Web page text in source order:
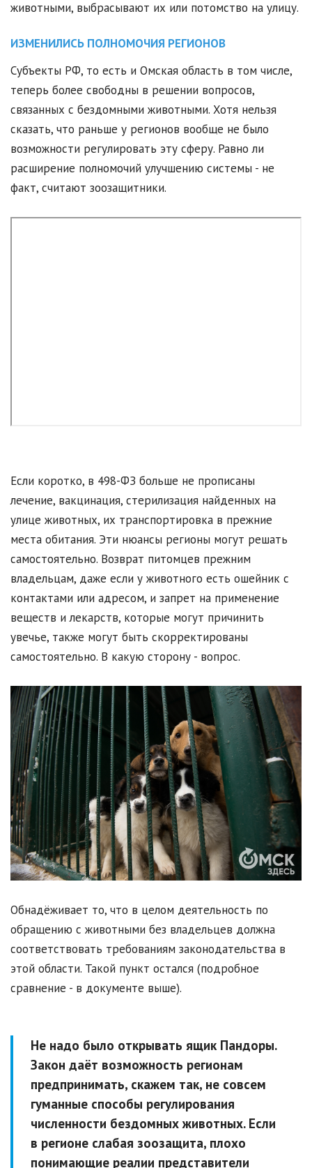
животными, выбрасывают их или потомство на улицу.
ИЗМЕНИЛИСЬ ПОЛНОМОЧИЯ РЕГИОНОВ
Субъекты РФ, то есть и Омская область в том числе,
теперь более свободны в решении вопросов,
связанных с бездомными животными. Хотя нельзя
сказать, что раньше у регионов вообще не было
возможности регулировать эту сферу. Равно ли
расширение полномочий улучшению системы - не
факт, считают зоозащитники.
Если коротко, в 498-ФЗ больше не прописаны
лечение, вакцинация, стерилизация найденных на
улице животных, их транспортировка в прежние
места обитания. Эти нюансы регионы могут решать
самостоятельно. Возврат питомцев прежним
владельцам, даже если у животного есть ошейник с
контактами или адресом, и запрет на применение
веществ и лекарств, которые могут причинить
увечье, также могут быть скорректированы
самостоятельно. В какую сторону - вопрос.
Обнадёживает то, что в целом деятельность по
обращению с животными без владельцев должна
соответствовать требованиям законодательства в
этой области. Такой пункт остался (подробное
сравнение - в документе выше).
Не надо было открывать ящик Пандоры.
Закон даёт возможность регионам
предпринимать, скажем так, не совсем
гуманные способы регулирования
численности бездомных животных. Если
в регионе слабая зоозащита, плохо
понимающие реалии представители